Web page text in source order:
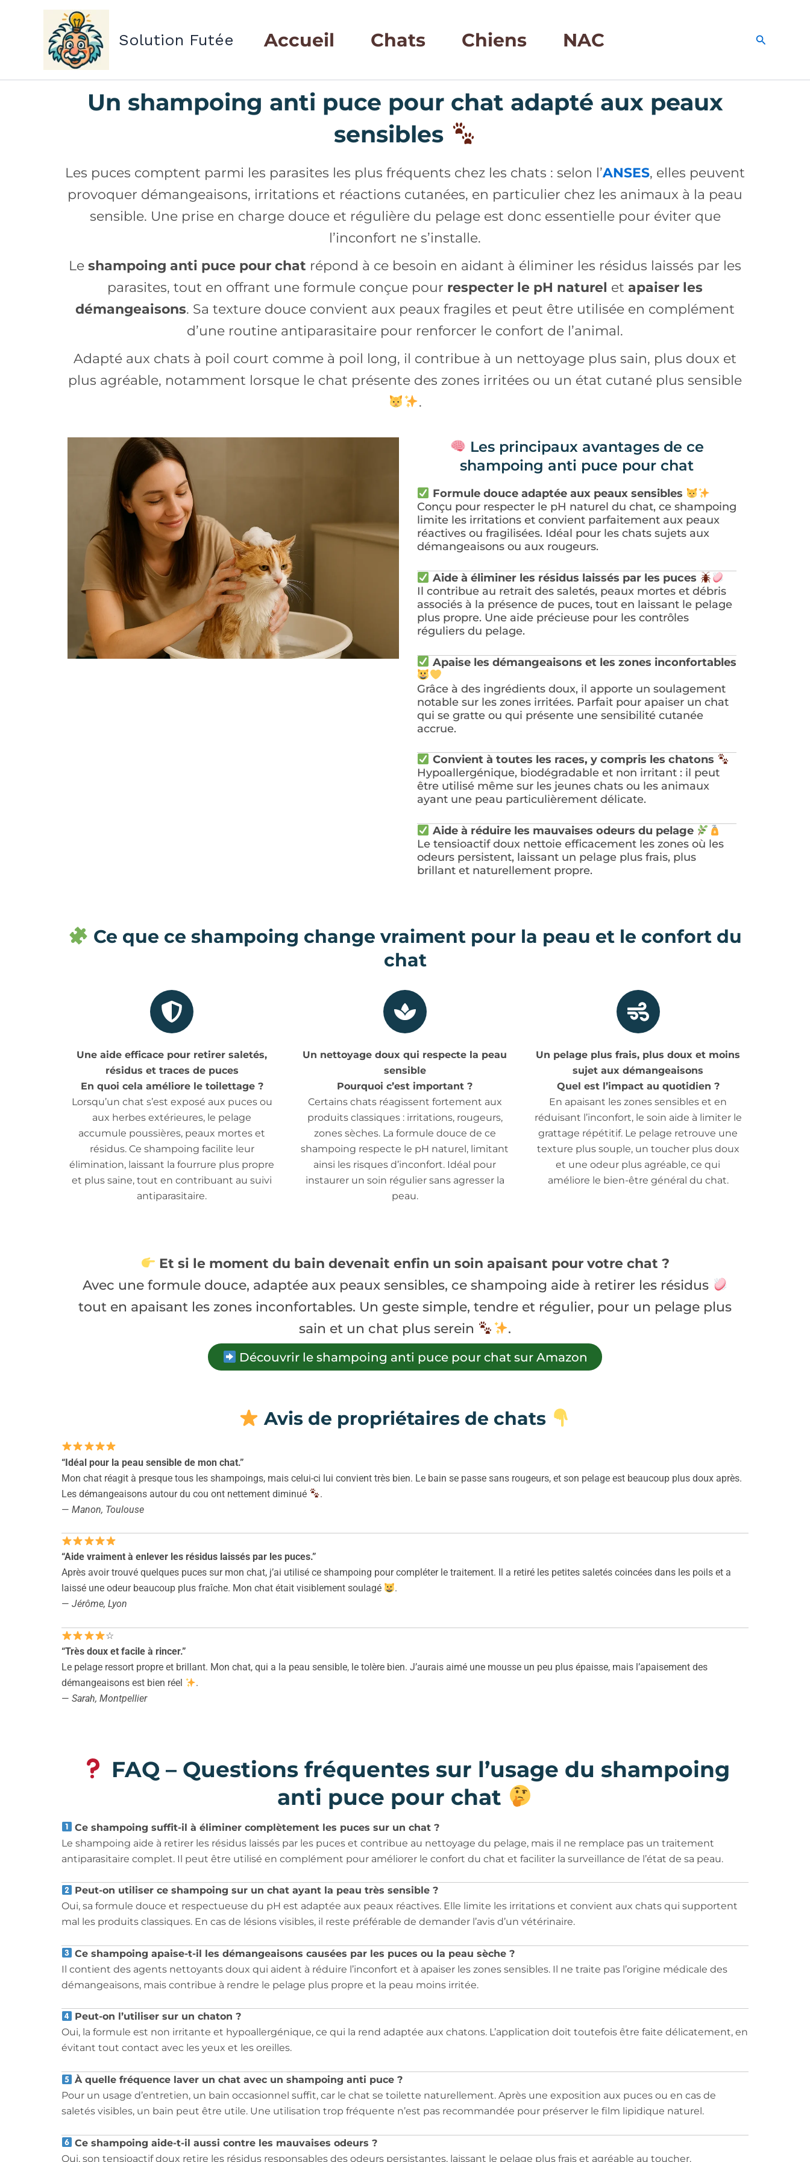
Solution Futée Accueil Chats Chiens NAC
Un shampoing anti puce pour chat adapté aux peaux
sensibles
Les puces comptent parmi les parasites les plus fréquents chez les chats : selon l’ANSES, elles peuvent
provoquer démangeaisons, irritations et réactions cutanées, en particulier chez les animaux à la peau
sensible. Une prise en charge douce et régulière du pelage est donc essentielle pour éviter que
l’inconfort ne s’installe.
Le shampoing anti puce pour chat répond à ce besoin en aidant à éliminer les résidus laissés par les
parasites, tout en offrant une formule conçue pour respecter le pH naturel et apaiser les
démangeaisons. Sa texture douce convient aux peaux fragiles et peut être utilisée en complément
d’une routine antiparasitaire pour renforcer le confort de l’animal.
Adapté aux chats à poil court comme à poil long, il contribue à un nettoyage plus sain, plus doux et
plus agréable, notamment lorsque le chat présente des zones irritées ou un état cutané plus sensible
.
Les principaux avantages de ce
shampoing anti puce pour chat
Formule douce adaptée aux peaux sensibles
Conçu pour respecter le pH naturel du chat, ce shampoing
limite les irritations et convient parfaitement aux peaux
réactives ou fragilisées. Idéal pour les chats sujets aux
démangeaisons ou aux rougeurs.
Aide à éliminer les résidus laissés par les puces
Il contribue au retrait des saletés, peaux mortes et débris
associés à la présence de puces, tout en laissant le pelage
plus propre. Une aide précieuse pour les contrôles
réguliers du pelage.
Apaise les démangeaisons et les zones inconfortables
Grâce à des ingrédients doux, il apporte un soulagement
notable sur les zones irritées. Parfait pour apaiser un chat
qui se gratte ou qui présente une sensibilité cutanée
accrue.
Convient à toutes les races, y compris les chatons
Hypoallergénique, biodégradable et non irritant : il peut
être utilisé même sur les jeunes chats ou les animaux
ayant une peau particulièrement délicate.
Aide à réduire les mauvaises odeurs du pelage
Le tensioactif doux nettoie efficacement les zones où les
odeurs persistent, laissant un pelage plus frais, plus
brillant et naturellement propre.
Ce que ce shampoing change vraiment pour la peau et le confort du
chat
Une aide efficace pour retirer saletés,
résidus et traces de puces
En quoi cela améliore le toilettage ?
Lorsqu’un chat s’est exposé aux puces ou
aux herbes extérieures, le pelage
accumule poussières, peaux mortes et
résidus. Ce shampoing facilite leur
élimination, laissant la fourrure plus propre
et plus saine, tout en contribuant au suivi
antiparasitaire.
Un nettoyage doux qui respecte la peau
sensible
Pourquoi c’est important ?
Certains chats réagissent fortement aux
produits classiques : irritations, rougeurs,
zones sèches. La formule douce de ce
shampoing respecte le pH naturel, limitant
ainsi les risques d’inconfort. Idéal pour
instaurer un soin régulier sans agresser la
peau.
Un pelage plus frais, plus doux et moins
sujet aux démangeaisons
Quel est l’impact au quotidien ?
En apaisant les zones sensibles et en
réduisant l’inconfort, le soin aide à limiter le
grattage répétitif. Le pelage retrouve une
texture plus souple, un toucher plus doux
et une odeur plus agréable, ce qui
améliore le bien-être général du chat.
Et si le moment du bain devenait enfin un soin apaisant pour votre chat ?
Avec une formule douce, adaptée aux peaux sensibles, ce shampoing aide à retirer les résidus
tout en apaisant les zones inconfortables. Un geste simple, tendre et régulier, pour un pelage plus
sain et un chat plus serein
.
Découvrir le shampoing anti puce pour chat sur Amazon
Avis de propriétaires de chats
“Idéal pour la peau sensible de mon chat.”
Mon chat réagit à presque tous les shampoings, mais celui-ci lui convient très bien. Le bain se passe sans rougeurs, et son pelage est beaucoup plus doux après.
Les démangeaisons autour du cou ont nettement diminué
.
— Manon, Toulouse
“Aide vraiment à enlever les résidus laissés par les puces.”
Après avoir trouvé quelques puces sur mon chat, j’ai utilisé ce shampoing pour compléter le traitement. Il a retiré les petites saletés coincées dans les poils et a
laissé une odeur beaucoup plus fraîche. Mon chat était visiblement soulagé
.
— Jérôme, Lyon
☆
“Très doux et facile à rincer.”
Le pelage ressort propre et brillant. Mon chat, qui a la peau sensible, le tolère bien. J’aurais aimé une mousse un peu plus épaisse, mais l’apaisement des
démangeaisons est bien réel
.
— Sarah, Montpellier
FAQ – Questions fréquentes sur l’usage du shampoing
anti puce pour chat
Ce shampoing suffit-il à éliminer complètement les puces sur un chat ?
Le shampoing aide à retirer les résidus laissés par les puces et contribue au nettoyage du pelage, mais il ne remplace pas un traitement
antiparasitaire complet. Il peut être utilisé en complément pour améliorer le confort du chat et faciliter la surveillance de l’état de sa peau.
Peut-on utiliser ce shampoing sur un chat ayant la peau très sensible ?
Oui, sa formule douce et respectueuse du pH est adaptée aux peaux réactives. Elle limite les irritations et convient aux chats qui supportent
mal les produits classiques. En cas de lésions visibles, il reste préférable de demander l’avis d’un vétérinaire.
Ce shampoing apaise-t-il les démangeaisons causées par les puces ou la peau sèche ?
Il contient des agents nettoyants doux qui aident à réduire l’inconfort et à apaiser les zones sensibles. Il ne traite pas l’origine médicale des
démangeaisons, mais contribue à rendre le pelage plus propre et la peau moins irritée.
Peut-on l’utiliser sur un chaton ?
Oui, la formule est non irritante et hypoallergénique, ce qui la rend adaptée aux chatons. L’application doit toutefois être faite délicatement, en
évitant tout contact avec les yeux et les oreilles.
À quelle fréquence laver un chat avec un shampoing anti puce ?
Pour un usage d’entretien, un bain occasionnel suffit, car le chat se toilette naturellement. Après une exposition aux puces ou en cas de
saletés visibles, un bain peut être utile. Une utilisation trop fréquente n’est pas recommandée pour préserver le film lipidique naturel.
Ce shampoing aide-t-il aussi contre les mauvaises odeurs ?
Oui, son tensioactif doux retire les résidus responsables des odeurs persistantes, laissant le pelage plus frais et agréable au toucher.